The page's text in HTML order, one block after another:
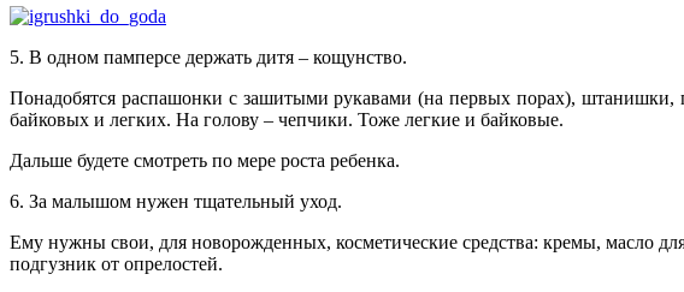
5. В одном памперсе держать дитя – кощунство.
Понадобятся распашонки с зашитыми рукавами (на первых порах), штанишки,
байковых и легких. На голову – чепчики. Тоже легкие и байковые.
Дальше будете смотреть по мере роста ребенка.
6. За малышом нужен тщательный уход.
Ему нужны свои, для новорожденных, косметические средства: кремы, масло
подгузник от опрелостей.